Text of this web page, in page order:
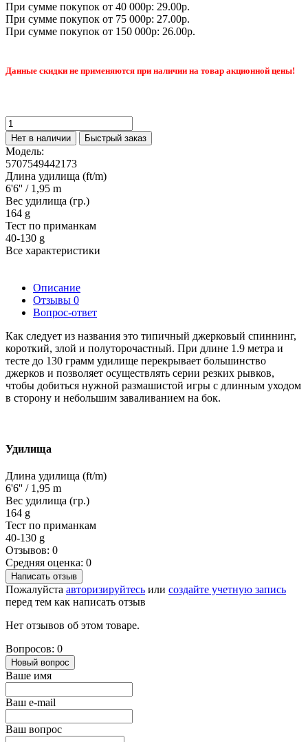
При сумме покупок от 40 000р: 29.00р.
При сумме покупок от 75 000р: 27.00р.
При сумме покупок от 150 000р: 26.00р.
Данные скидки не применяются при наличии на товар акционной цены!
Нет в наличии Быстрый заказ
Модель:
5707549442173
Длина удилища (ft/m)
6'6'' / 1,95 m
Вес удилища (гр.)
164 g
Тест по приманкам
40-130 g
Все характеристики
Описание
Отзывы 0
Вопрос-ответ
Как следует из названия это типичный джерковый спиннинг,
короткий, злой и полуторочастный. При длине 1.9 метра и
тесте до 130 грамм удилище перекрывает большинство
джерков и позволяет осуществлять серии резких рывков,
чтобы добиться нужной размашистой игры с длинным уходом
в сторону и небольшим заваливанием на бок.
Удилища
Длина удилища (ft/m)
6'6'' / 1,95 m
Вес удилища (гр.)
164 g
Тест по приманкам
40-130 g
Отзывов: 0
Средняя оценка: 0
Написать отзыв
Пожалуйста авторизируйтесь или создайте учетную запись
перед тем как написать отзыв
Нет отзывов об этом товаре.
Вопросов: 0
Новый вопрос
Ваше имя
Ваш e-mail
Ваш вопрос